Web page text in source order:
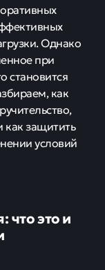
Однако
при
становится
как
как защитить
условий
что это и